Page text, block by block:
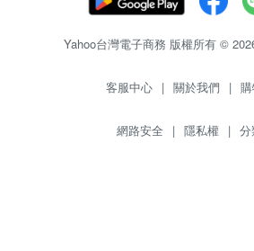
Yahoo台灣電子商務 版權所有 ©
客服中心 | 關於我們 |
網路安全 | 隱私權 | 分